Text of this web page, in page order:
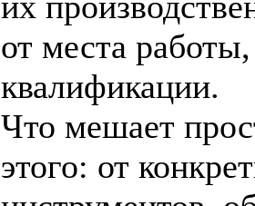
от места
квалификации.
Что мешает
этого: от